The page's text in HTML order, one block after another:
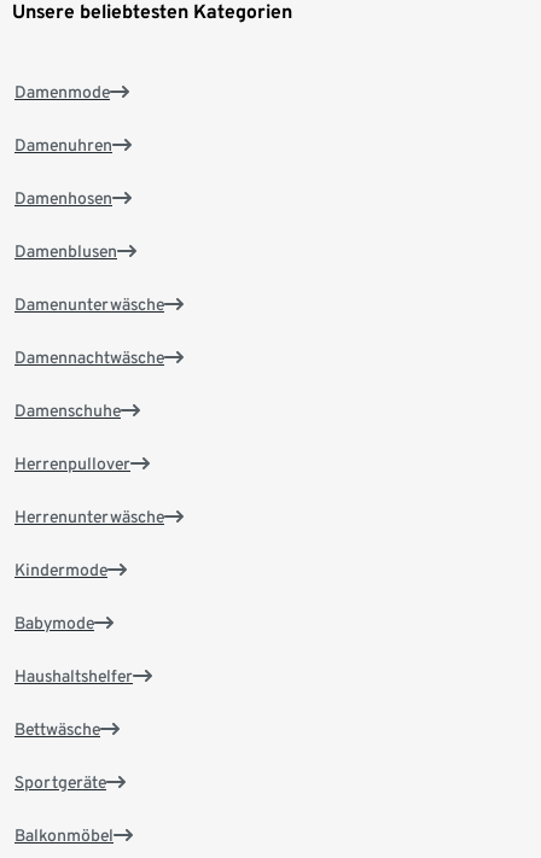
Unsere beliebtesten Kategorien
Damenmode
Damenuhren
Damenhosen
Damenblusen
Damenunterwäsche
Damennachtwäsche
Damenschuhe
Herrenpullover
Herrenunterwäsche
Kindermode
Babymode
Haushaltshelfer
Bettwäsche
Sportgeräte
Balkonmöbel